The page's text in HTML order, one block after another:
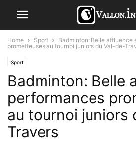
Home Sport
Badminton: Belle affluence
prometteuses au tournoi juniors du Val-de-
Sport
Badminton: Belle
performances
au tournoi juniors
Travers